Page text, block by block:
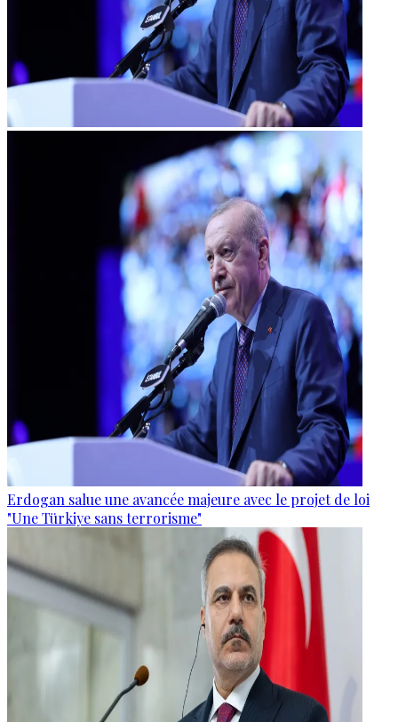
Erdogan salue une avancée majeure avec le projet de loi
"Une Türkiye sans terrorisme"